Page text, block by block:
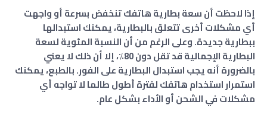
إذا لاحظت أن سعة بطارية هاتفك تنخفض بسرعة أو واجهت
أي مشكلات أخرى تتعلق بالبطارية، يمكنك استبدالها
ببطارية جديدة. وعلى الرغم من أن النسبة المئوية لسعة
البطارية الإجمالية قد تقل دون 80٪، إلا أن ذلك لا يعني
بالضرورة أنه يجب استبدال البطارية على الفور. بالطبع، يمكنك
استمرار استخدام هاتفك لفترة أطول طالما لا تواجه أي
مشكلات في الشحن أو الأداء بشكل عام.